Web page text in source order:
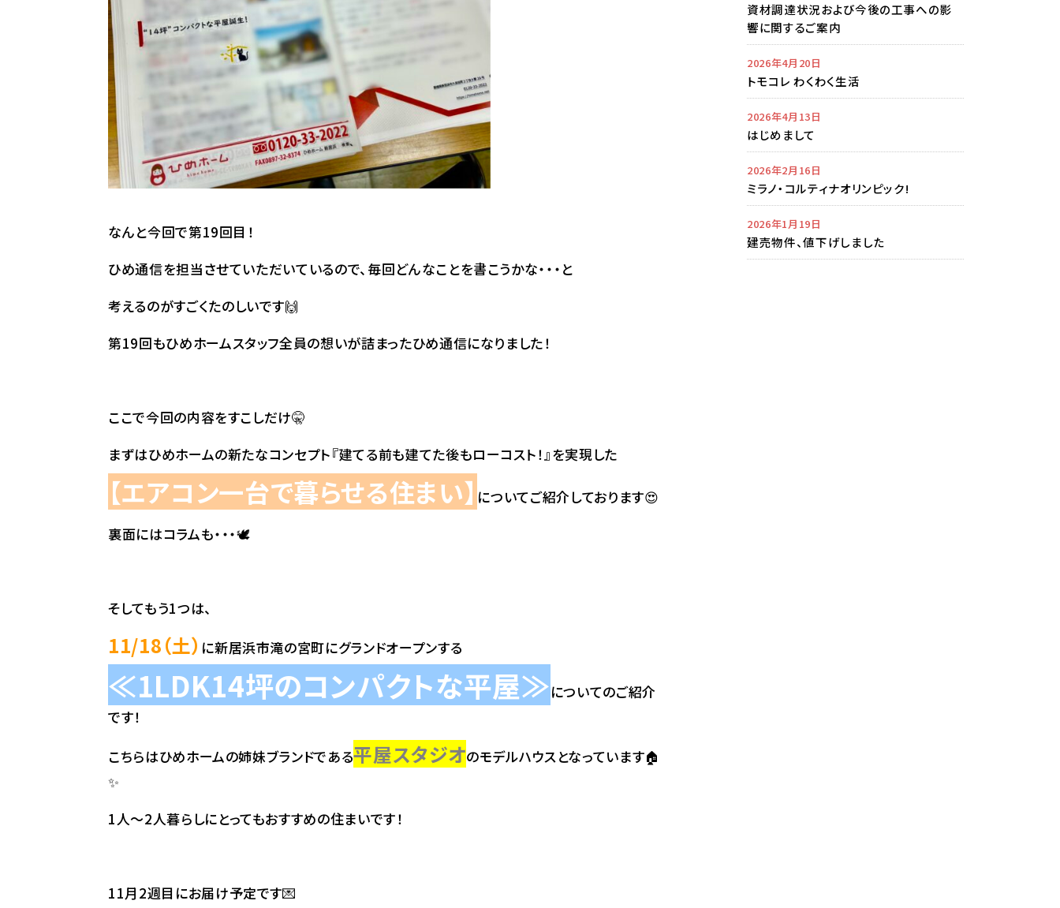
なんと今回で第19回目！
ひめ通信を担当させていただいているので、毎回どんなことを書こうかな・・・と
考えるのがすごくたのしいです🙌
第19回もひめホームスタッフ全員の想いが詰まったひめ通信になりました！
ここで今回の内容をすこしだけ🤫
まずはひめホームの新たなコンセプト『建てる前も建てた後もローコスト！』を実現した
【エアコン一台で暮らせる住まい】 についてご紹介しております😍
裏面にはコラムも・・・🕊️
そしてもう1つは、
11/18（土） に新居浜市滝の宮町にグランドオープンする
≪1LDK14坪のコンパクトな平屋≫についてのご紹介
です！
こちらはひめホームの姉妹ブランドである平屋スタジオのモデルハウスとなっています🏠
✨
1人～2人暮らしにとってもおすすめの住まいです！
11月2週目にお届け予定です💌
資材調達状況および今後の工事への影
響に関するご案内
2026年4月20日
トモコレ わくわく生活
2026年4月13日
はじめまして
2026年2月16日
ミラノ・コルティナオリンピック!
2026年1月19日
建売物件、値下げしました